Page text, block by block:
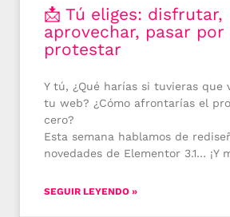
📩 Tú eliges: disfrutar,
aprovechar, pasar por
protestar
Y tú, ¿Qué harías si tuvieras que
tu web? ¿Cómo afrontarías el
cero?
Esta semana hablamos de
novedades de Elementor 3.1… ¡Y
SEGUIR LEYENDO »